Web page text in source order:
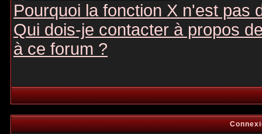
Pourquoi la fonction X n'est pas
Qui dois-je contacter à propos
à ce forum ?